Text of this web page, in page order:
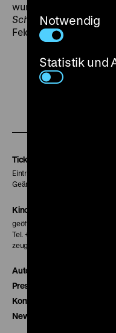
wurde Saless durch
Schwanengesang:
Feldern..." (lf)
Tickets
Eintritt 5 €
Geänderte Preise sind im
Kinokasse
geöffnet 30 Minuten vor Beginn
Tel. + 49 30 20304-770
zeughauskino@dhm.de
Autor*innen
Presse
Kontakt
Newsletter
Notwendig
Statistik und